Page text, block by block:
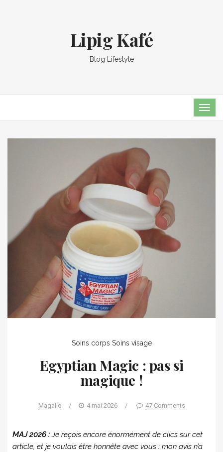
Lipig Kafé
Blog Lifestyle
Soins corps Soins visage
Egyptian Magic : pas si
magique !
Magalie / 4 mai 2026 / 47 Comments
MAJ 2026 :Je reçois encore énormément de clics sur cet
article, et je voulais être honnête avec vous : mon avis n’a